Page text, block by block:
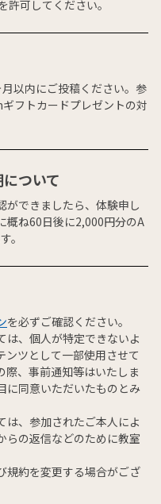
可してください。
以内にご投稿ください。参
フトカードプレゼントの対
ついて
ができましたら、体験申し
概ね60日後に2,000円分のA
。
を必ずご確認ください。
は、個人が特定できないよ
ンツとして一部使用させて
際、事前通知等はいたしま
に同意いただいたものとみ
は、参加されたご本人によ
らの返信などのために教室
規約を変更する場合がござ